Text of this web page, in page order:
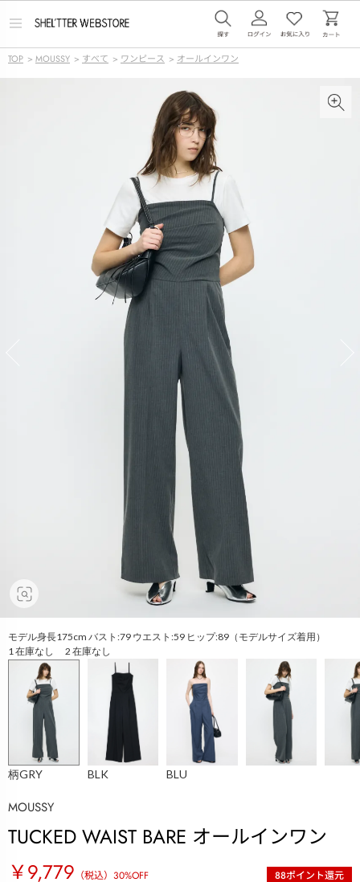
メ
ー
TOP > MOUSSY > すべて > ワンピース > オールインワン
モデル身長175cm バスト:79 ウエスト:59 ヒップ:89（モデルサイズ着用）
1 在庫なし 2 在庫なし
柄GRY BLK BLU
MOUSSY
TUCKED WAIST BARE オールインワン
￥9,779 （税込） 30%OFF 88ポイント還元